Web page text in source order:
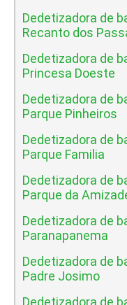
Dedetizadora de
Recanto dos
Dedetizadora de
Princesa Doeste
Dedetizadora de
Parque Pinheiros
Dedetizadora de
Parque Familia
Dedetizadora de
Parque da
Dedetizadora de
Paranapanema
Dedetizadora de
Padre Josimo
Dedetizadora de